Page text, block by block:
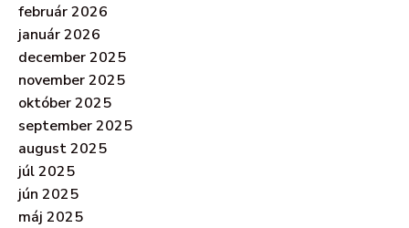
február 2026
január 2026
december 2025
november 2025
október 2025
september 2025
august 2025
júl 2025
jún 2025
máj 2025